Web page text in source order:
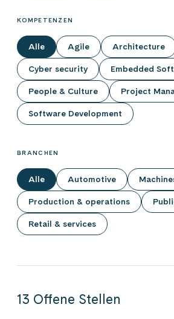
KOMPETENZEN
Alle Agile Architecture
Cyber security Embedded
People & Culture Project
Software Development
BRANCHEN
Alle Automotive
Production & operations
Retail & services
13 Offene Stellen